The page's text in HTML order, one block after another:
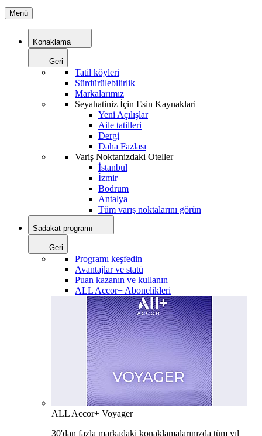
Menü
Konaklama
Geri
Tatil köyleri
Sürdürülebilirlik
Markalarımız
Seyahatiniz İçin Esin Kaynaklari
Yeni Açılışlar
Aile tatilleri
Dergi
Daha Fazlası
Variş Noktanizdaki Oteller
İstanbul
İzmir
Bodrum
Antalya
Tüm varış noktalarını görün
Sadakat programı
Geri
Programı keşfedin
Avantajlar ve statü
Puan kazanın ve kullanın
ALL Accor+ Abonelikleri
ALL Accor+ Voyager
30'dan fazla markadaki konaklamalarınızda tüm yıl